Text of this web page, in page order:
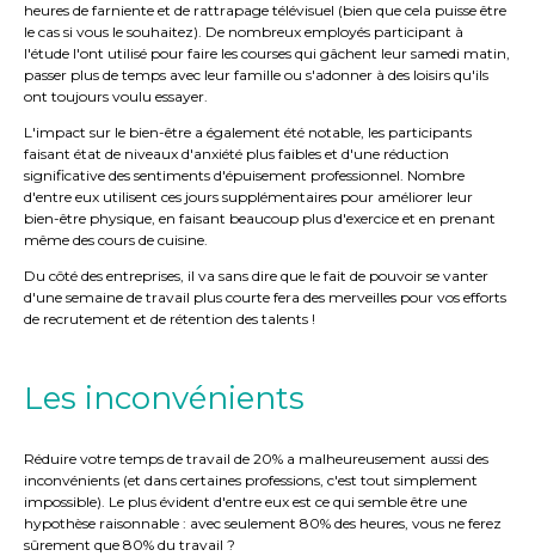
heures de farniente et de rattrapage télévisuel (bien que cela puisse être
le cas si vous le souhaitez). De nombreux employés participant à
l'étude l'ont utilisé pour faire les courses qui gâchent leur samedi matin,
passer plus de temps avec leur famille ou s'adonner à des loisirs qu'ils
ont toujours voulu essayer.
L'impact sur le bien-être a également été notable, les participants
faisant état de niveaux d'anxiété plus faibles et d'une réduction
significative des sentiments d'épuisement professionnel. Nombre
d'entre eux utilisent ces jours supplémentaires pour améliorer leur
bien-être physique, en faisant beaucoup plus d'exercice et en prenant
même des cours de cuisine.
Du côté des entreprises, il va sans dire que le fait de pouvoir se vanter
d'une semaine de travail plus courte fera des merveilles pour vos efforts
de recrutement et de rétention des talents !
Les inconvénients
Réduire votre temps de travail de 20% a malheureusement aussi des
inconvénients (et dans certaines professions, c'est tout simplement
impossible). Le plus évident d'entre eux est ce qui semble être une
hypothèse raisonnable : avec seulement 80% des heures, vous ne ferez
sûrement que 80% du travail ?